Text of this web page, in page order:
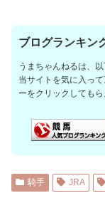
ブログランキン
うまちゃんねるは、
当サイトを気に入っ
ーをクリックしても
騎手 JRA